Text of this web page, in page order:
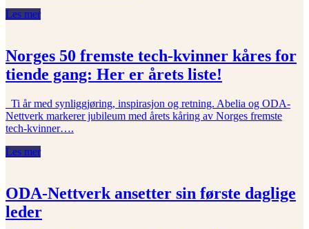
Les mer
Norges 50 fremste tech-kvinner kåres for
tiende gang: Her er årets liste!
Ti år med synliggjøring, inspirasjon og retning. Abelia og ODA-
Nettverk markerer jubileum med årets kåring av Norges fremste
tech-kvinner….
Les mer
ODA-Nettverk ansetter sin første daglige
leder